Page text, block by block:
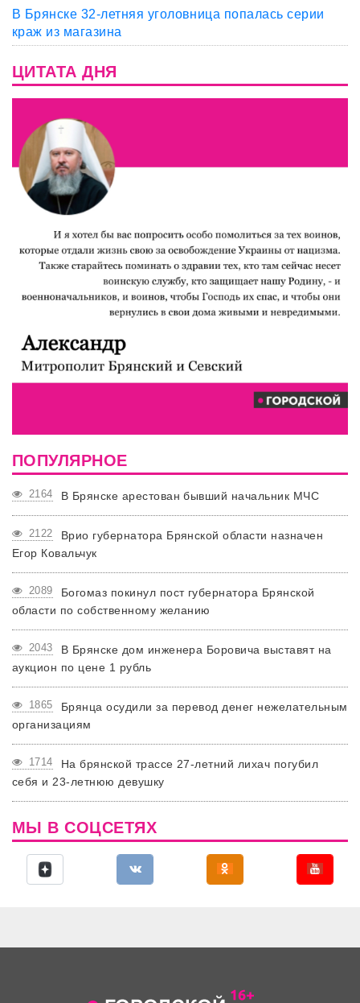
В Брянске 32-летняя уголовница попалась серии
краж из магазина
ЦИТАТА ДНЯ
ПОПУЛЯРНОЕ
2164 В Брянске арестован бывший начальник МЧС
2122
Врио губернатора Брянской области назначен
Егор Ковальчук
2089
Богомаз покинул пост губернатора Брянской
области по собственному желанию
2043
В Брянске дом инженера Боровича выставят на
аукцион по цене 1 рубль
1865
Брянца осудили за перевод денег нежелательным
организациям
1714
На брянской трассе 27-летний лихач погубил
себя и 23-летнюю девушку
МЫ В СОЦСЕТЯХ